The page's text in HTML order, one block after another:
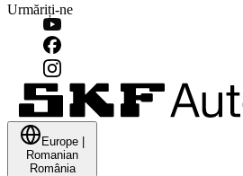
Urmăriți-ne
Europe
Romanian
România